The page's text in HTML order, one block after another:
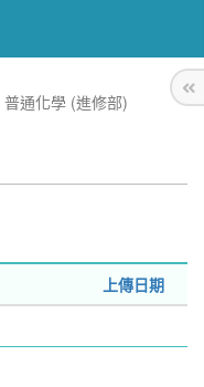
普通化學 (進修部)
上傳日期